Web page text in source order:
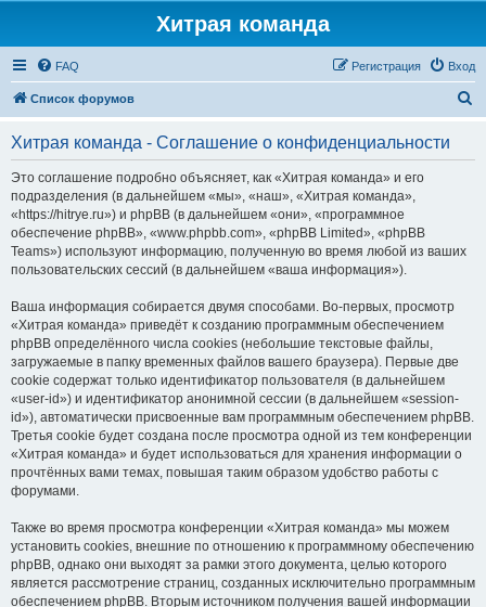
Хитрая команда
FAQ Вход
Регистрация
Список форумов
Хитрая команда - Соглашение о конфиденциальности
Это соглашение подробно объясняет, как «Хитрая команда» и его
подразделения (в дальнейшем «мы», «наш», «Хитрая команда»,
«https://hitrye.ru») и phpBB (в дальнейшем «они», «программное
обеспечение phpBB», «www.phpbb.com», «phpBB Limited», «phpBB
Teams») используют информацию, полученную во время любой из ваших
пользовательских сессий (в дальнейшем «ваша информация»).
Ваша информация собирается двумя способами. Во-первых, просмотр
«Хитрая команда» приведёт к созданию программным обеспечением
phpBB определённого числа cookies (небольшие текстовые файлы,
загружаемые в папку временных файлов вашего браузера). Первые две
cookie содержат только идентификатор пользователя (в дальнейшем
«user-id») и идентификатор анонимной сессии (в дальнейшем «session-
id»), автоматически присвоенные вам программным обеспечением phpBB.
Третья cookie будет создана после просмотра одной из тем конференции
«Хитрая команда» и будет использоваться для хранения информации о
прочтённых вами темах, повышая таким образом удобство работы с
форумами.
Также во время просмотра конференции «Хитрая команда» мы можем
установить cookies, внешние по отношению к программному обеспечению
phpBB, однако они выходят за рамки этого документа, целью которого
является рассмотрение страниц, созданных исключительно программным
обеспечением phpBB. Вторым источником получения вашей информации